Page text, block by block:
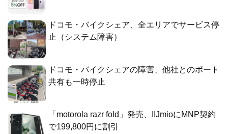
ドコモ・バイクシェア、全エリアでサービス停
止（システム障害）
ドコモ・バイクシェアの障害、他社とのポート
共有も一時停止
「motorola razr fold」発売、IIJmioにMNP契約
で199,800円に割引